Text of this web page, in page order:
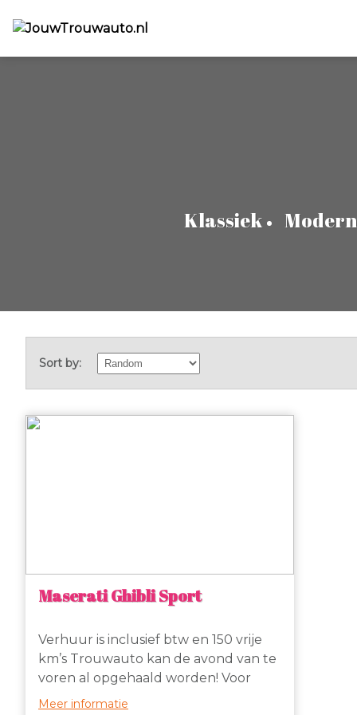
Klassiek Modern
Sort by:
Maserati Ghibli Sport
Verhuur is inclusief btw en 150 vrije
km’s Trouwauto kan de avond van te
voren al opgehaald worden! Voor
slechts EUR 749,- per dag + nacht te
Meer informatie